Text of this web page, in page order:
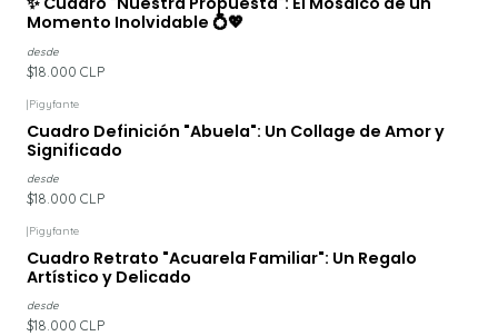
Momento Inolvidable 💍💖
desde
$18.000 CLP
|Pigyfante
Cuadro Definición "Abuela": Un Collage de Amor y
Significado
desde
$18.000 CLP
|Pigyfante
Cuadro Retrato "Acuarela Familiar": Un Regalo
Artístico y Delicado
desde
$18.000 CLP